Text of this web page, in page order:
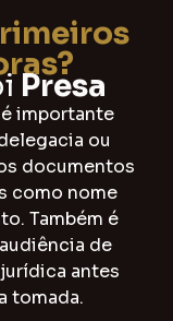
Presa
é importante
ou
documentos
como nome
Também é
de
antes
tomada.